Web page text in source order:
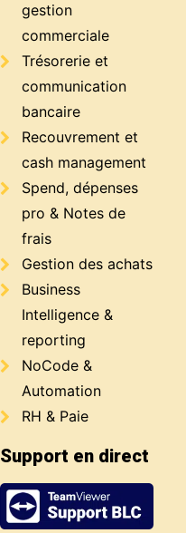
gestion
commerciale
Trésorerie et
communication
bancaire
Recouvrement et
cash management
Spend, dépenses
pro & Notes de
frais
Gestion des achats
Business
Intelligence &
reporting
NoCode &
Automation
RH & Paie
Support en direct